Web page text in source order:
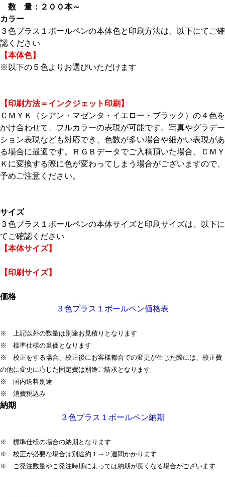
数 量：２００本～
カラー
３色プラス１ボールペンの本体色と印刷方法は、以下にてご確
認ください
【本体色】
※以下の５色よりお選びいただけます
【印刷方法＝インクジェット印刷】
ＣＭＹＫ（シアン・マゼンタ・イエロー・ブラック）の４色を
かけ合わせて、フルカラーの表現が可能です。写真やグラデー
ション表現なども対応でき、色数が多い場合や細かい表現があ
る場合に最適です。ＲＧＢデータでご入稿頂いた場合、ＣＭＹ
Ｋに変換する際に色が変わってしまう場合がございますので、
予めご注意ください。
サイズ
３色プラス１ボールペンの本体サイズと印刷サイズは、以下に
てご確認ください
【本体サイズ】
【印刷サイズ】
価格
３色プラス１ボールペン価格表
※ 上記以外の数量は別途お見積りとなります
※ 標準仕様の単価となります
※ 校正をする場合、校正後にお客様都合での変更が生じた際には、校正費
の他に変更に応じた固定費は別途ご請求となります​
※ 国内送料別途
※ 消費税込み
納期
３色プラス１ボールペン納期
※ 標準仕様の場合の納期となります
※ 校正が必要な場合は別途約１～２週間かかります
※ ご発注数量やご発注時期によっては納期が長くなる場合がございます